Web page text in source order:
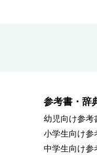
参考書・辞
幼児向け参考
小学生向け参
中学生向け参